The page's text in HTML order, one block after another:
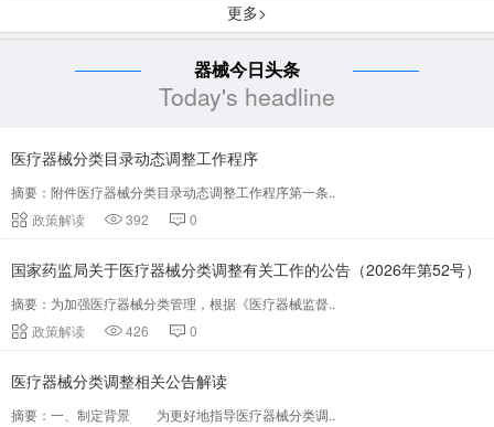
更多>
器械今日头条
Today's headline
医疗器械分类目录动态调整工作程序
摘要：附件医疗器械分类目录动态调整工作程序第一条..
政策解读
392 0
国家药监局关于医疗器械分类调整有关工作的公告（2026年第52号）
摘要：为加强医疗器械分类管理，根据《医疗器械监督..
政策解读
426 0
医疗器械分类调整相关公告解读
摘要：一、制定背景 为更好地指导医疗器械分类调..